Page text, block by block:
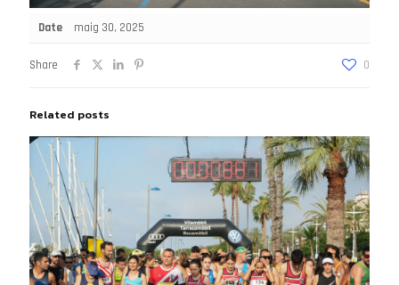
Date maig 30, 2025
Share 0
Related posts